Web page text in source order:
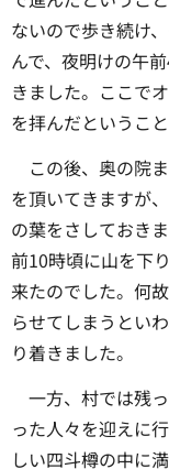
ないので歩き続け
んで、夜明けの午
きました。ここで
を拝んだということ
この後、奥の院
を頂いてきますが
の葉をさしておき
前10時頃に山を下
来たのでした。何
らせてしまうとい
り着きました。
一方、村では残
った人々を迎えに
しい四斗樽の中に